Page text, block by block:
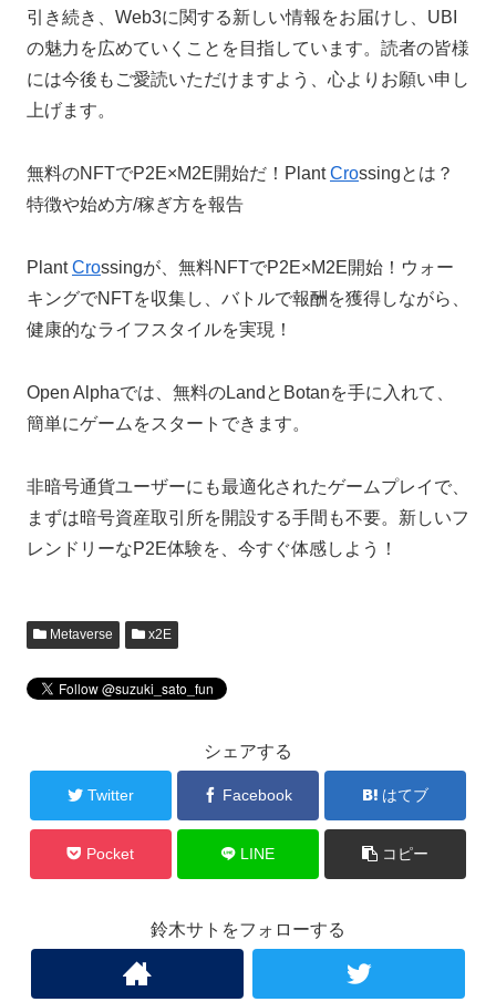
引き続き、Web3に関する新しい情報をお届けし、UBI
の魅力を広めていくことを目指しています。読者の皆様
には今後もご愛読いただけますよう、心よりお願い申し
上げます。
無料のNFTでP2E×M2E開始だ！PlantCrossingとは？
特徴や始め方/稼ぎ方を報告
PlantCrossingが、無料NFTでP2E×M2E開始！ウォー
キングでNFTを収集し、バトルで報酬を獲得しながら、
健康的なライフスタイルを実現！
Open Alphaでは、無料のLandとBotanを手に入れて、
簡単にゲームをスタートできます。
非暗号通貨ユーザーにも最適化されたゲームプレイで、
まずは暗号資産取引所を開設する手間も不要。新しいフ
レンドリーなP2E体験を、今すぐ体感しよう！
Metaverse x2E
シェアする
Twitter Facebook はてブ
Pocket LINE コピー
鈴木サトをフォローする